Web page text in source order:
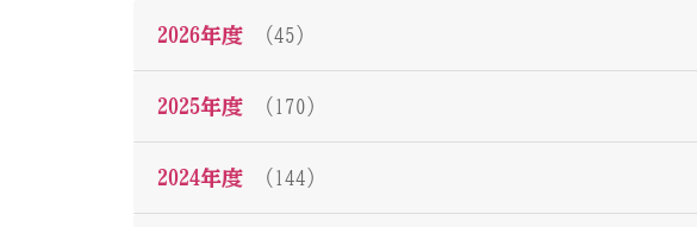
2026年度 （45）
2025年度 （170）
2024年度 （144）